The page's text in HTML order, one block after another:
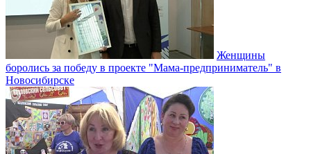
Женщины
боролись за победу в проекте "Мама-предприниматель" в
Новосибирске